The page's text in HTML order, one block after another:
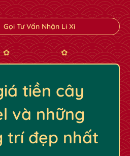
Gọi Tư Vấn Nhận Li Xì
tiền cây
và những
trí đẹp nhất